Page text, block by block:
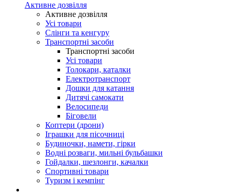
Активне дозвілля
Активне дозвілля
Усі товари
Слінги та кенгуру
Транспортні засоби
Транспортні засоби
Усі товари
Толокари, каталки
Електротранспорт
Дошки для катання
Дитячі самокати
Велосипеди
Біговели
Коптери (дрони)
Іграшки для пісочниці
Будиночки, намети, гірки
Водні розваги, мильні бульбашки
Гойдалки, шезлонги, качалки
Спортивні товари
Туризм і кемпінг